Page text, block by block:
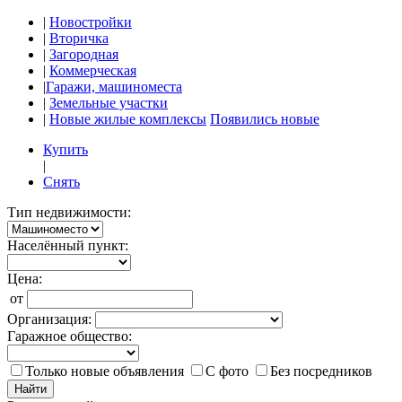
| Новостройки
| Вторичка
| Загородная
| Коммерческая
|Гаражи, машиноместа
| Земельные участки
| Новые жилые комплексы Появились новые
Купить
|
Снять
Тип недвижимости:
Населённый пункт:
Цена:
от
Организация:
Гаражное общество:
Только новые объявления С фото Без посредников
Найти